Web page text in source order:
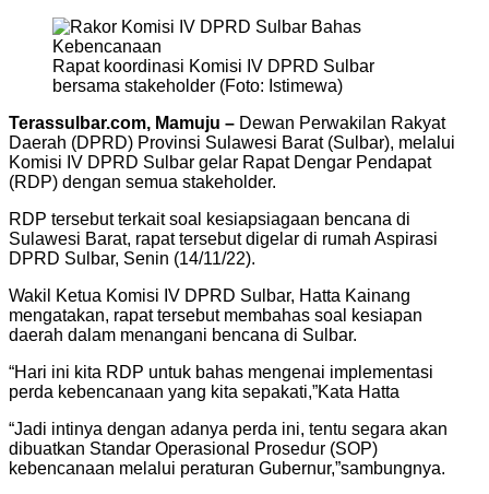
Rapat koordinasi Komisi IV DPRD Sulbar
bersama stakeholder (Foto: Istimewa)
Terassulbar.com, Mamuju – Dewan Perwakilan Rakyat
Daerah (DPRD) Provinsi Sulawesi Barat (Sulbar), melalui
Komisi IV DPRD Sulbar gelar Rapat Dengar Pendapat
(RDP) dengan semua stakeholder.
RDP tersebut terkait soal kesiapsiagaan bencana di
Sulawesi Barat, rapat tersebut digelar di rumah Aspirasi
DPRD Sulbar, Senin (14/11/22).
Wakil Ketua Komisi IV DPRD Sulbar, Hatta Kainang
mengatakan, rapat tersebut membahas soal kesiapan
daerah dalam menangani bencana di Sulbar.
“Hari ini kita RDP untuk bahas mengenai implementasi
perda kebencanaan yang kita sepakati,”Kata Hatta
“Jadi intinya dengan adanya perda ini, tentu segara akan
dibuatkan Standar Operasional Prosedur (SOP)
kebencanaan melalui peraturan Gubernur,”sambungnya.